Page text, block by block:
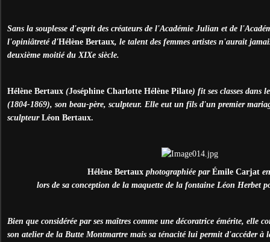
Sans la souplesse d'esprit des créateurs de l'Académie Julian et de
l'opiniâtreté d'Hélène Bertaux, le talent des femmes artistes n'aurait
deuxième moitié du XIXe siècle.
Hélène Bertaux (Joséphine Charlotte Hélène Pilate) fit ses classes dans
(1804-1869), son beau-père, sculpteur. Elle eut un fils d'un premier
sculpteur Léon Bertaux.
Hélène Bertaux photographiée par Émile Carjat
lors de sa conception de la maquette de la fontaine Léon Herbet
Bien que considérée par ses maîtres comme une décoratrice émérite, elle
son atelier de la Butte Montmartre mais sa ténacité lui permit d'accéder à